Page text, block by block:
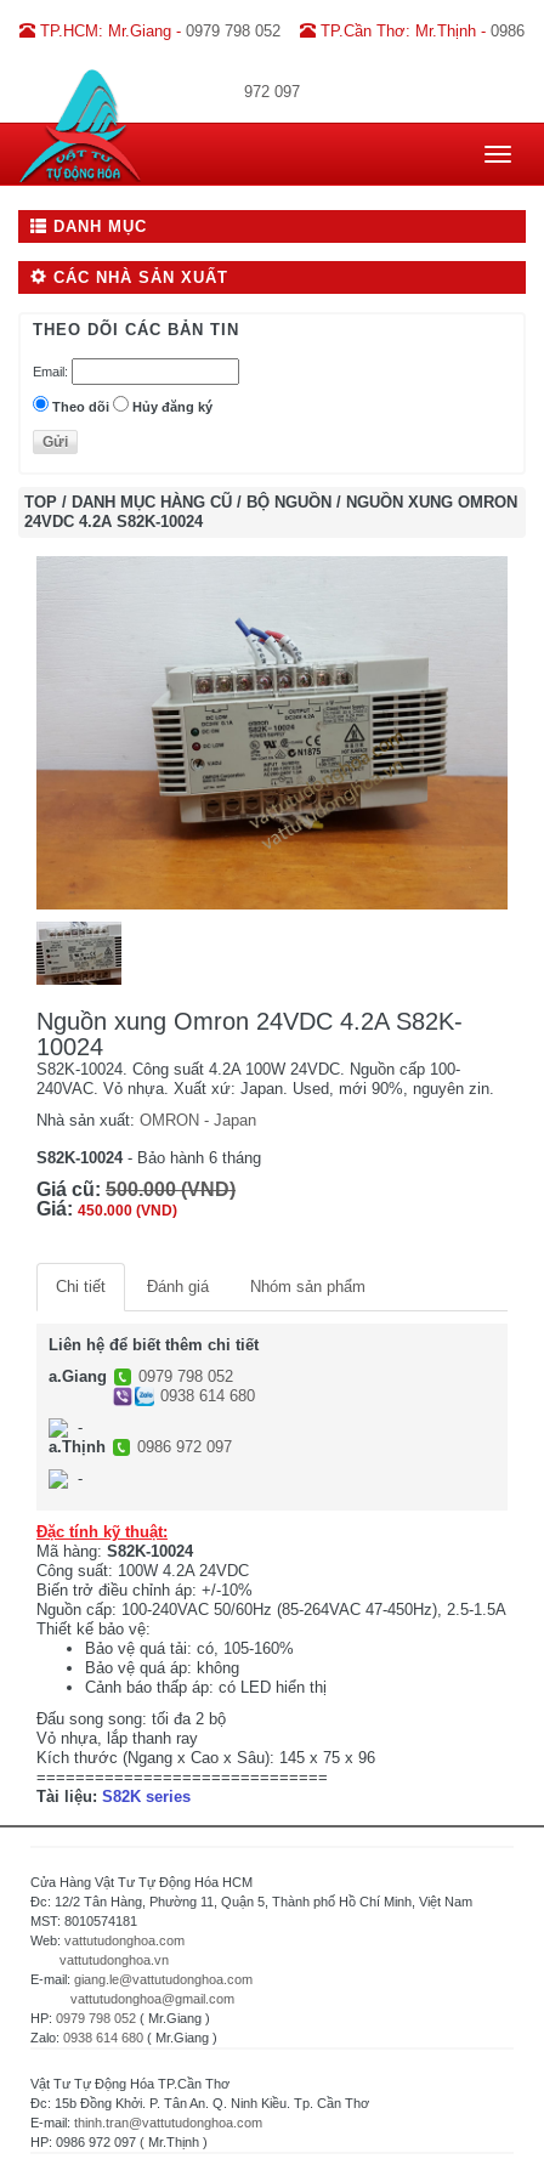
TP.HCM: Mr.Giang - 0979 798 052 TP.Cần Thơ: Mr.Thịnh - 0986
972 097
Toggle
DANH MỤC
CÁC NHÀ SẢN XUẤT
THEO DÕI CÁC BẢN TIN
Email:
Theo dõi Hủy đăng ký
TOP / DANH MỤC HÀNG CŨ / BỘ NGUỒN / NGUỒN XUNG OMRON
24VDC 4.2A S82K-10024
Nguồn xung Omron 24VDC 4.2A S82K-
10024
S82K-10024. Công suất 4.2A 100W 24VDC. Nguồn cấp 100-
240VAC. Vỏ nhựa. Xuất xứ: Japan. Used, mới 90%, nguyên zin.
Nhà sản xuất: OMRON - Japan
S82K-10024 - Bảo hành 6 tháng
Giá cũ: 500.000 (VND)
Giá: 450.000 (VND)
Chi tiết Đánh giá Nhóm sản phẩm
Liên hệ để biết thêm chi tiết
a.Giang
0979 798 052
0938 614 680
-
a.Thịnh
0986 972 097
-
Đặc tính kỹ thuật:
Mã hàng: S82K-10024
Công suất: 100W 4.2A 24VDC
Biến trở điều chỉnh áp: +/-10%
Nguồn cấp: 100-240VAC 50/60Hz (85-264VAC 47-450Hz), 2.5-1.5A
Thiết kế bảo vệ:
Bảo vệ quá tải: có, 105-160%
Bảo vệ quá áp: không
Cảnh báo thấp áp: có LED hiển thị
Đấu song song: tối đa 2 bộ
Vỏ nhựa, lắp thanh ray
Kích thước (Ngang x Cao x Sâu): 145 x 75 x 96
==============================
Tài liệu: S82K series
Cửa Hàng Vật Tư Tự Động Hóa HCM
Đc: 12/2 Tân Hàng, Phường 11, Quận 5, Thành phố Hồ Chí Minh, Việt Nam
MST: 8010574181
Web: vattutudonghoa.com
vattutudonghoa.vn
E-mail: giang.le@vattutudonghoa.com
vattutudonghoa@gmail.com
HP: 0979 798 052 ( Mr.Giang )
Zalo: 0938 614 680 ( Mr.Giang )
Vật Tư Tự Động Hóa TP.Cần Thơ
Đc: 15b Đồng Khởi. P. Tân An. Q. Ninh Kiều. Tp. Cần Thơ
E-mail: thinh.tran@vattutudonghoa.com
HP: 0986 972 097 ( Mr.Thịnh )